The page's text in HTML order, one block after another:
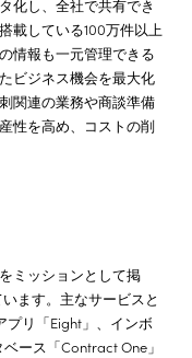
化し、全社で共有でき
載している100万件以上
情報も一元管理できる
ビジネス機会を最大化
関連の業務や商談準備
性を高め、コストの削
ミッションとして掲
ます。主なサービスと
プリ「Eight」、インボ
ース「Contract One」